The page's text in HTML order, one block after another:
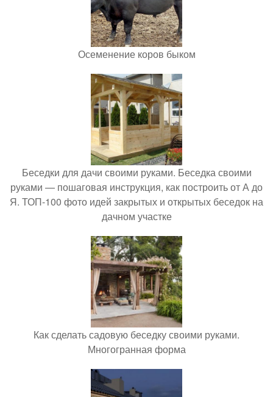
Осеменение коров быком
Беседки для дачи своими руками. Беседка своими
руками — пошаговая инструкция, как построить от А до
Я. ТОП-100 фото идей закрытых и открытых беседок на
дачном участке
Как сделать садовую беседку своими руками.
Многогранная форма